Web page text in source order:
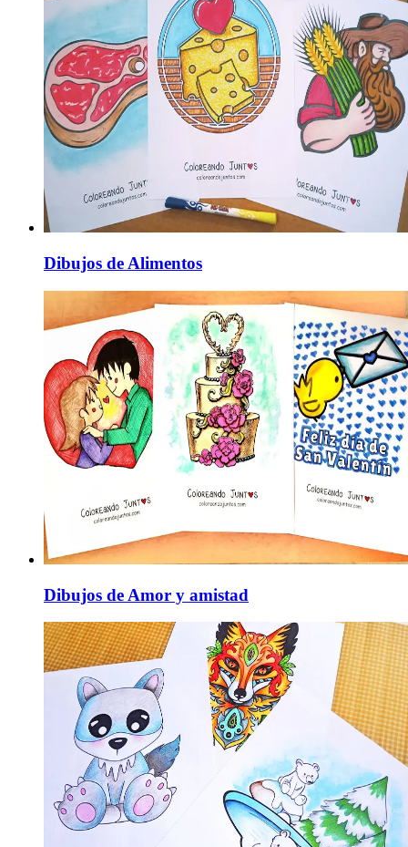
Dibujos de Alimentos
Dibujos de Amor y amistad